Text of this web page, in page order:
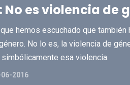
No es violencia de
hemos escuchado que
No lo es, la violencia de
esa violencia.
2016